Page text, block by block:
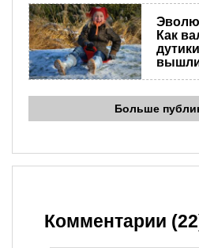
Как
Больше
Комментарии